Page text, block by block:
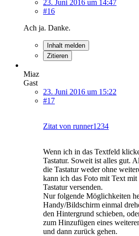
23. Juni 2016 um 14:47
#16
Ach ja. Danke.
Inhalt melden
Zitieren
Miaz
Gast
23. Juni 2016 um 15:22
#17
Zitat von runner1234
Wenn ich in das Textfeld
Tastatur. Soweit ist alles gut.
die Tastatur weder ohne
kann ich das Foto mit Text mit
Tastatur versenden.
Nur folgende Möglichkeiten
Handy/Bildschirm einmal
den Hintergrund schieben,
zum Hinzufügen eines
und dann zurück gehen.